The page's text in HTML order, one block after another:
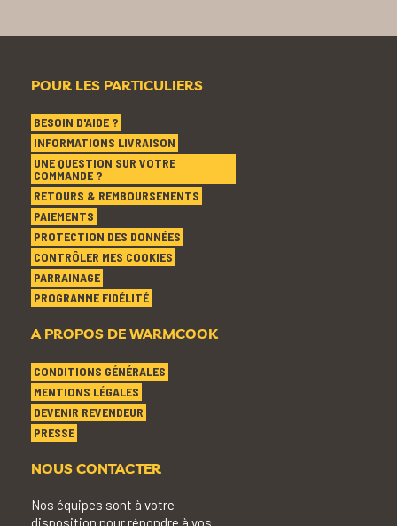
POUR LES PARTICULIERS
BESOIN D'AIDE ?
INFORMATIONS LIVRAISON
UNE QUESTION SUR VOTRE
COMMANDE ?
RETOURS & REMBOURSEMENTS
PAIEMENTS
PROTECTION DES DONNÉES
CONTRÔLER MES COOKIES
PARRAINAGE
PROGRAMME FIDÉLITÉ
A PROPOS DE WARMCOOK
CONDITIONS GÉNÉRALES
MENTIONS LÉGALES
DEVENIR REVENDEUR
PRESSE
NOUS CONTACTER
Nos équipes sont à votre
disposition pour répondre à vos